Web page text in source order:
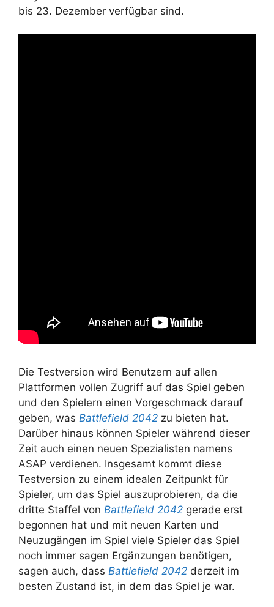
bis 23. Dezember verfügbar sind.
Die Testversion wird Benutzern auf allen
Plattformen vollen Zugriff auf das Spiel geben
und den Spielern einen Vorgeschmack darauf
geben, was Battlefield 2042 zu bieten hat.
Darüber hinaus können Spieler während dieser
Zeit auch einen neuen Spezialisten namens
ASAP verdienen. Insgesamt kommt diese
Testversion zu einem idealen Zeitpunkt für
Spieler, um das Spiel auszuprobieren, da die
dritte Staffel von Battlefield 2042 gerade erst
begonnen hat und mit neuen Karten und
Neuzugängen im Spiel viele Spieler das Spiel
noch immer sagen Ergänzungen benötigen,
sagen auch, dass Battlefield 2042 derzeit im
besten Zustand ist, in dem das Spiel je war.